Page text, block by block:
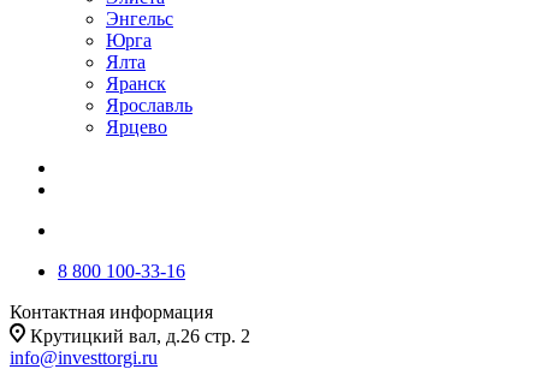
Энгельс
Юрга
Ялта
Яранск
Ярославль
Ярцево
8 800 100-33-16
Контактная информация
Крутицкий вал, д.26 стр. 2
info@investtorgi.ru